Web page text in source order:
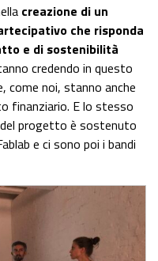
creazione di un
che risponda
e di sostenibilità
credendo in questo
noi, stanno anche
finanziario. E lo stesso
progetto è sostenuto
e ci sono poi i bandi